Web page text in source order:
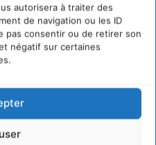
autorisera à traiter des
de navigation ou les ID
pas consentir ou de retirer son
négatif sur certaines
les
le